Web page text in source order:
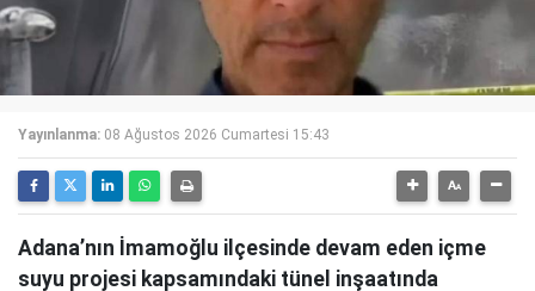
Yayınlanma: 08 Ağustos 2026 Cumartesi 15:43
Adana’nın İmamoğlu ilçesinde devam eden içme
suyu projesi kapsamındaki tünel inşaatında